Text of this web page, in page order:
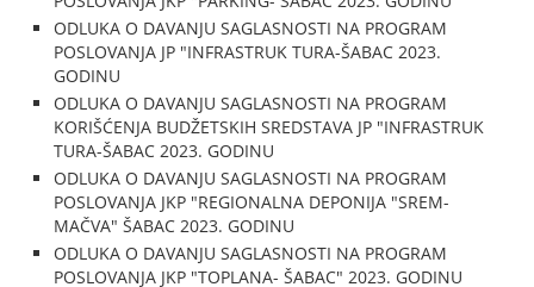
ODLUKA O DAVANJU SAGLASNOSTI NA PROGRAM
POSLOVANJA JP "INFRASTRUK TURA-ŠABAC 2023.
GODINU
ODLUKA O DAVANJU SAGLASNOSTI NA PROGRAM
KORIŠĆENJA BUDŽETSKIH SREDSTAVA JP "INFRASTRUK
TURA-ŠABAC 2023. GODINU
ODLUKA O DAVANJU SAGLASNOSTI NA PROGRAM
POSLOVANJA JKP "REGIONALNA DEPONIJA "SREM-
MAČVA" ŠABAC 2023. GODINU
ODLUKA O DAVANJU SAGLASNOSTI NA PROGRAM
POSLOVANJA JKP "TOPLANA- ŠABAC" 2023. GODINU